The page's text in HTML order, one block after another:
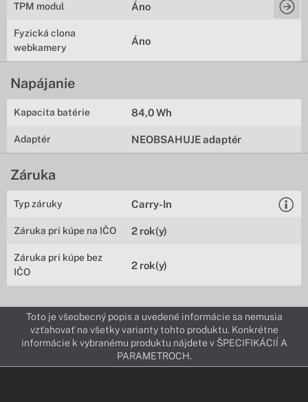
TPM modul Áno
Fyzická clona
webkamery
Áno
Napájanie
Kapacita batérie 84,0 Wh
Adaptér NEOBSAHUJE adaptér
Záruka
Typ záruky Carry-In
Záruka pri kúpe na IČO 2 rok(y)
Záruka pri kúpe bez
IČO
2 rok(y)
Toto je všeobecný popis a uvedené informácie sa nemusia
vzťahovať na všetky varianty tohto produktu. Konkrétne
informácie k vybranému produktu nájdete v ŠPECIFIKÁCIÍ A
PARAMETROCH.